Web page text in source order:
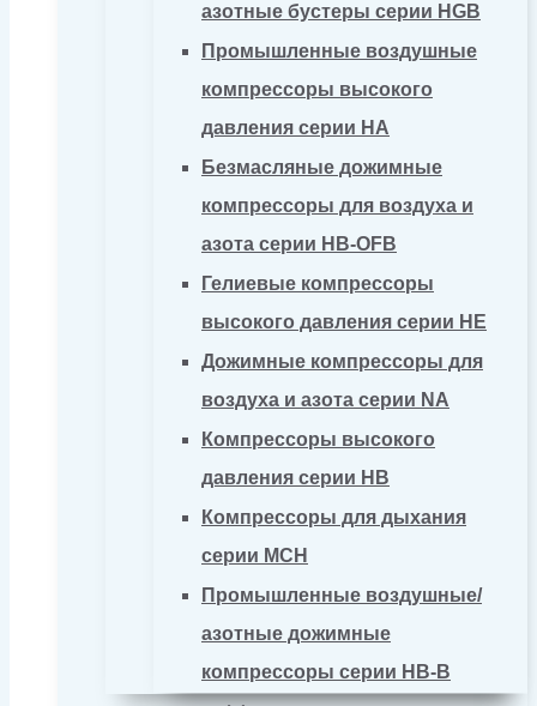
азотные бустеры серии HGB
Промышленные воздушные
компрессоры высокого
давления серии HA
Безмасляные дожимные
компрессоры для воздуха и
азота серии HB-OFB
Гелиевые компрессоры
высокого давления серии HE
Дожимные компрессоры для
воздуха и азота серии NA
Компрессоры высокого
давления серии HB
Компрессоры для дыхания
серии MCH
Промышленные воздушные/
азотные дожимные
компрессоры серии HB-B